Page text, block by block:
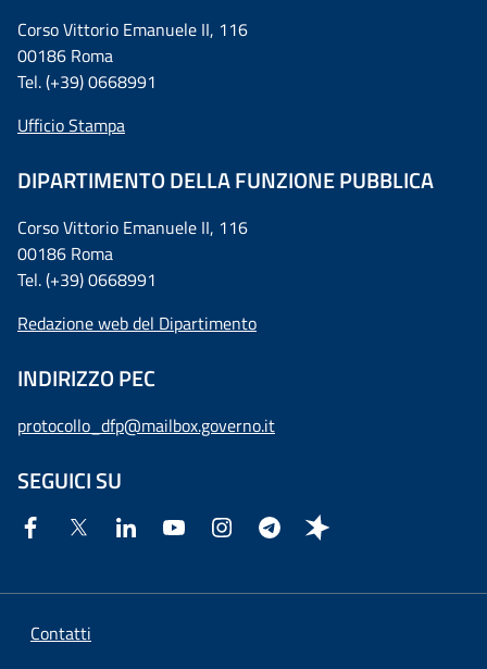
Corso Vittorio Emanuele II, 116
00186 Roma
Tel. (+39) 0668991
Ufficio Stampa
DIPARTIMENTO DELLA FUNZIONE PUBBLICA
Corso Vittorio Emanuele II, 116
00186 Roma
Tel. (+39) 0668991
Redazione web del Dipartimento
INDIRIZZO PEC
protocollo_dfp@mailbox.governo.it
SEGUICI SU
Contatti